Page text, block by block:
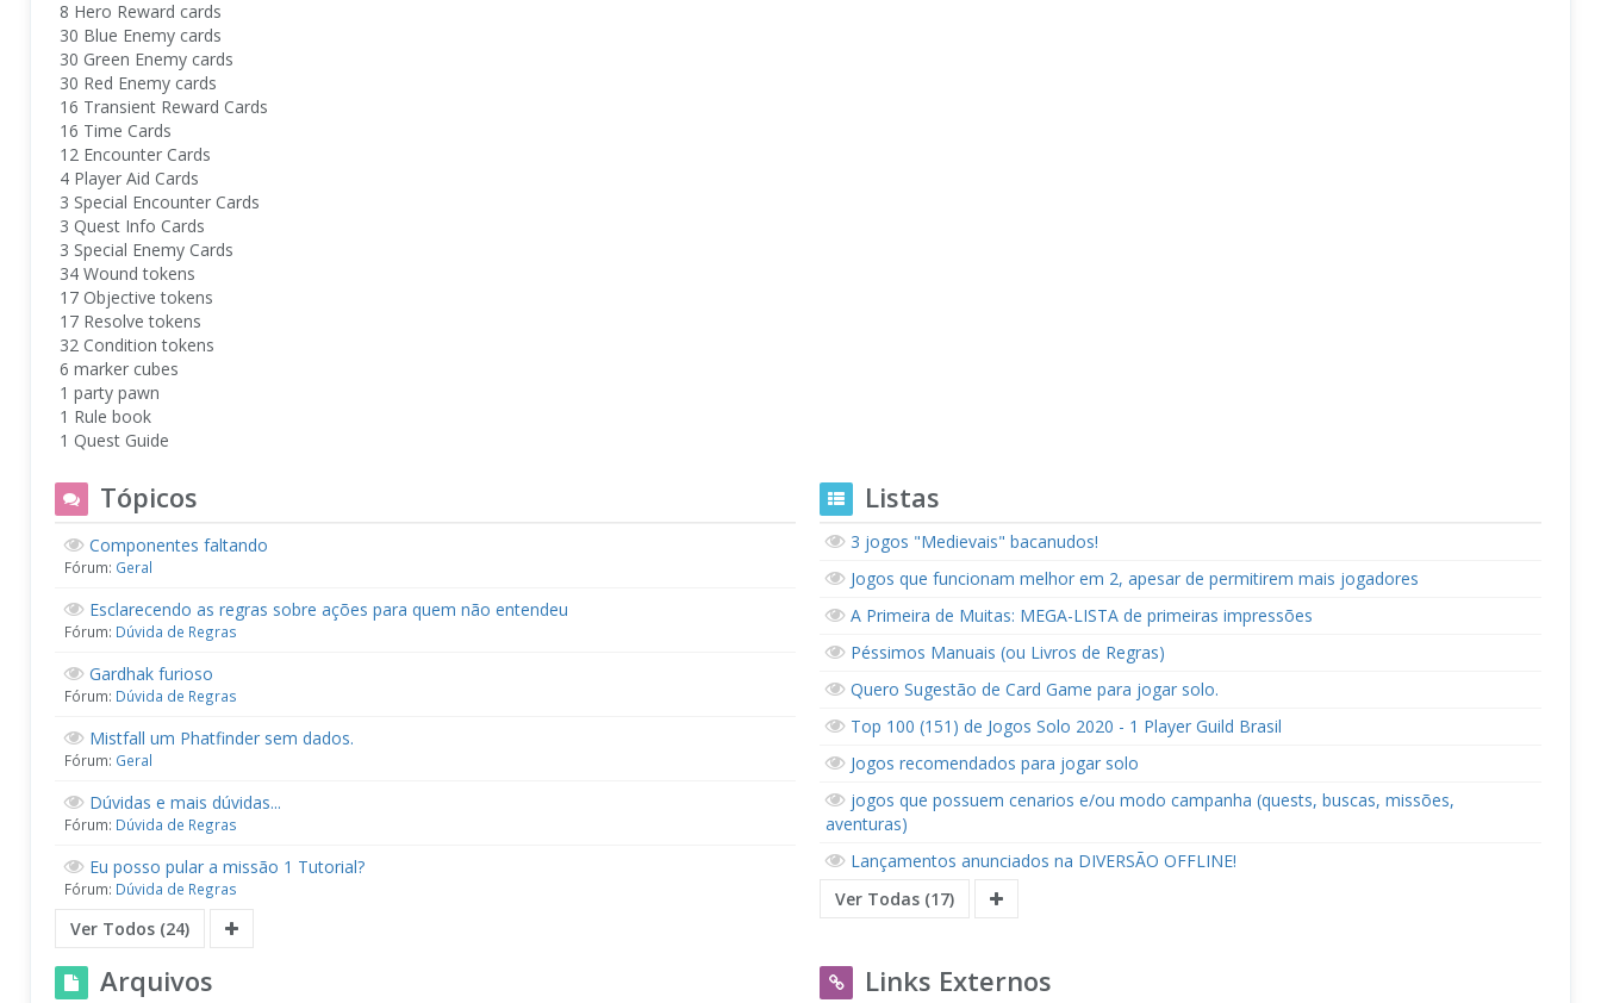
8 Hero Reward cards
30 Blue Enemy cards
30 Green Enemy cards
30 Red Enemy cards
16 Transient Reward Cards
16 Time Cards
12 Encounter Cards
4 Player Aid Cards
3 Special Encounter Cards
3 Quest Info Cards
3 Special Enemy Cards
34 Wound tokens
17 Objective tokens
17 Resolve tokens
32 Condition tokens
6 marker cubes
1 party pawn
1 Rule book
1 Quest Guide
Tópicos
Componentes faltando
Fórum: Geral
Esclarecendo as regras sobre ações para quem não entendeu
Fórum: Dúvida de Regras
Gardhak furioso
Fórum: Dúvida de Regras
Mistfall um Phatfinder sem dados.
Fórum: Geral
Dúvidas e mais dúvidas...
Fórum: Dúvida de Regras
Eu posso pular a missão 1 Tutorial?
Fórum: Dúvida de Regras
Ver Todos (24)
Listas
3 jogos "Medievais" bacanudos!
Jogos que funcionam melhor em 2, apesar de permitirem mais jogadores
A Primeira de Muitas: MEGA-LISTA de primeiras impressões
Péssimos Manuais (ou Livros de Regras)
Quero Sugestão de Card Game para jogar solo.
Top 100 (151) de Jogos Solo 2020 - 1 Player Guild Brasil
Jogos recomendados para jogar solo
jogos que possuem cenarios e/ou modo campanha (quests, buscas, missões,
aventuras)
Lançamentos anunciados na DIVERSÃO OFFLINE!
Ver Todas (17)
Arquivos Links Externos